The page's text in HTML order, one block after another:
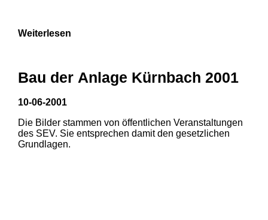
Weiterlesen
Bau der Anlage Kürnbach 2001
10-06-2001
Die Bilder stammen von öffentlichen Veranstaltungen
des SEV. Sie entsprechen damit den gesetzlichen
Grundlagen.